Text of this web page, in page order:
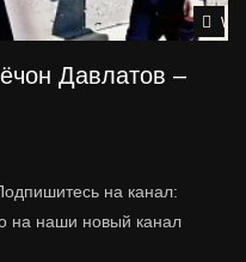
Давлатов –
на канал:
на наши новый канал